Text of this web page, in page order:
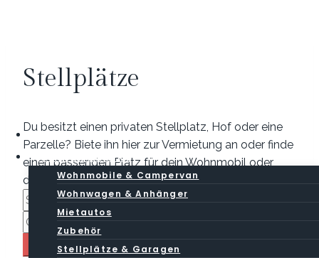
springen
Base
CamperMarkt
Wohnmobile & Campervan
Wohnwagen & Anhänger
Mietautos
Zubehör
Stellplätze & Garagen
Stellplätze
Du besitzt einen privaten Stellplatz, Hof oder eine
Parzelle? Biete ihn hier zur Vermietung an oder finde
einen passenden Platz für dein Wohnmobil oder
deinen Wohnwagen.
Search